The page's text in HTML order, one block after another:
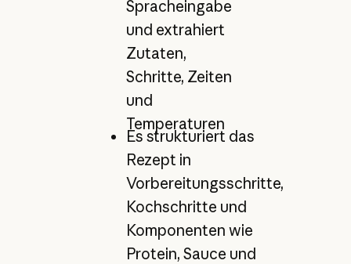
Spracheingabe
und extrahiert
Zutaten,
Schritte, Zeiten
und
Temperaturen
Es strukturiert das
Rezept in
Vorbereitungsschritte,
Kochschritte und
Komponenten wie
Protein, Sauce und